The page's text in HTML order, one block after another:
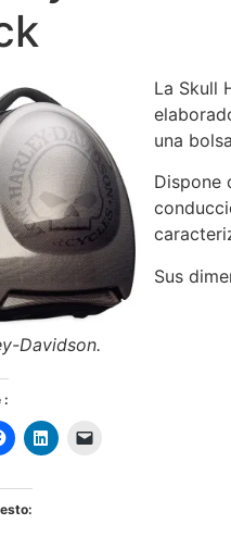
Davidson.
La Skull
una
Dispone
Sus
: